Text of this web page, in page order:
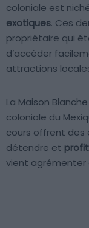
coloniale est
exotiques. Ces
propriétaire qui
d’accéder
attractions
La Maison
coloniale du
cours offrent des
détendre et
vient agrémenter